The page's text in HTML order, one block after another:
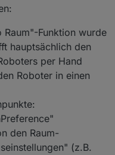
Eurer Meinung fragen,
könnt, was Ihr Euch
dabei aber realistisch
Status
04.02.2024 /
20.02.2024
16.03.2024
Funktion wurde
hauptsächlich den
per Hand
Roboter in einen
den Raum-
(z.B.